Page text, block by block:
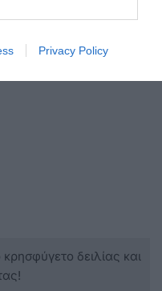
Privacy Policy
δειλίας και